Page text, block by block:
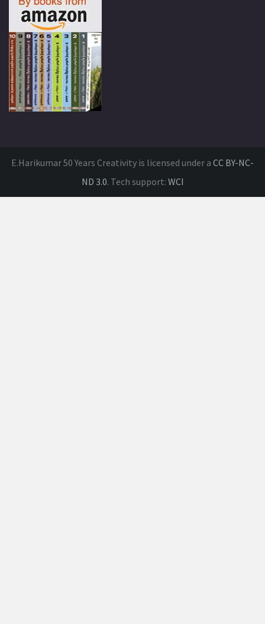
E.Harikumar 50 Years Creativity is licensed under a CC BY-NC-
ND 3.0. Tech support: WCI